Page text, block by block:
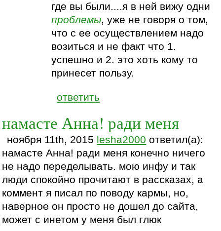
где вы были....я в ней вижу одни
проблемы, уже не говоря о том,
что с ее осуществлением надо
возиться и не факт что 1.
успешно и 2. это хоть кому то
принесет пользу.
ответить
намасте Анна! ради меня
ноября 11th, 2015 lesha2000 ответил(а):
намасте Анна! ради меня конечно ничего
не надо переделывать. мою инфу и так
люди спокойно прочитают в рассказах, а
коммент я писал по поводу кармы, но,
наверное он просто не дошел до сайта,
может с инетом у меня был глюк